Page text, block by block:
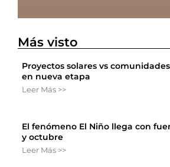
Más visto
Proyectos solares vs
en nueva etapa
Leer Más >>
El fenómeno El Niño llega con
y octubre
Leer Más >>